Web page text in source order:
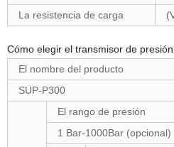
La resistencia de carga
Cómo elegir el transmisor de
El nombre del producto
SUP-P300
El rango de presión
1 Bar-1000Bar (opcional)